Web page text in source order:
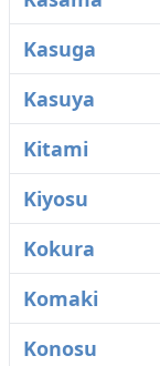
Kasuga
Kasuya
Kitami
Kiyosu
Kokura
Komaki
Konosu